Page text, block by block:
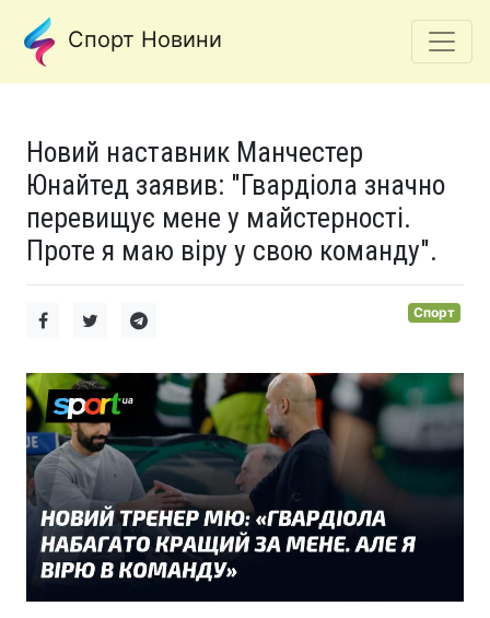
Спорт Новини
Новий наставник Манчестер
Юнайтед заявив: "Гвардіола значно
перевищує мене у майстерності.
Проте я маю віру у свою команду".
Спорт